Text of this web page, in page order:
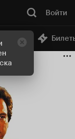
Войти